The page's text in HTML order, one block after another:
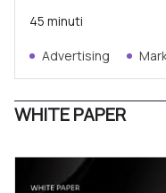
45 minuti
Advertising
WHITE PAPER